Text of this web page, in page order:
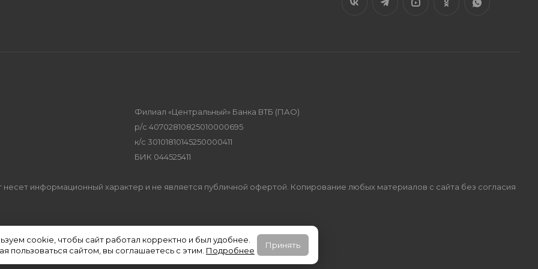
cookie, чтобы сайт работал корректно и был удобнее.
пользоваться сайтом, вы соглашаетесь с этим. Подробнее
Принять
Филиал «Центральный» Банка ВТБ (ПАО)
р/с 40702810825010000695
к/с 30101810145250000411
БИК 044525411
информационный характер и не является публичной офертой. Копирование любых материалов с сайта без согласия